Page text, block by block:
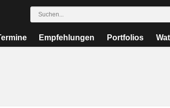
Empfehlungen Portfolios